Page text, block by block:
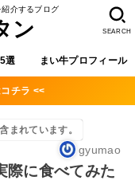
介するブログ
ン
選 まい牛プロフィール
SEARCH
チラ <<
まれています。
gyumao
際に食べてみた